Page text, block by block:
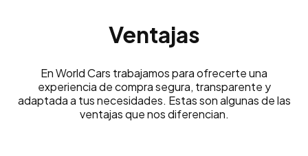
Ventajas
En World Cars trabajamos para ofrecerte una
experiencia de compra segura, transparente y
adaptada a tus necesidades. Estas son algunas de las
ventajas que nos diferencian.